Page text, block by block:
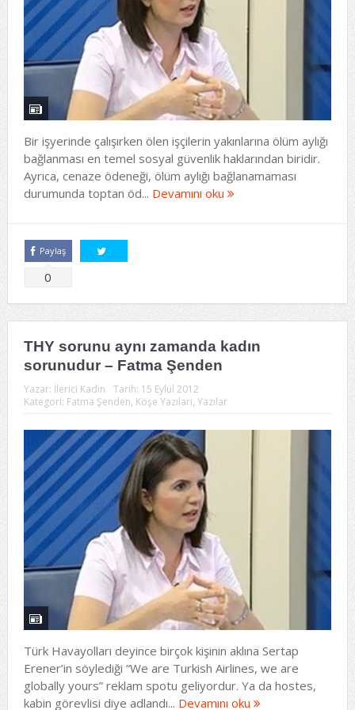
Bir işyerinde çalışırken ölen işçilerin yakınlarına ölüm aylığı
bağlanması en temel sosyal güvenlik haklarından biridir.
Ayrıca, cenaze ödeneği, ölüm aylığı bağlanamaması
durumunda toptan öd... Devamını oku
Paylaş
0
THY sorunu aynı zamanda kadın
sorunudur – Fatma Şenden
Yazar: İlerici Kadın Tarih: 15 Eylül 2012
Kategori: Fatma Şenden, Köşe Yazıları, Yazılar
Türk Havayolları deyince birçok kişinin aklına Sertap
Erener’in söylediği “We are Turkish Airlines, we are
globally yours” reklam spotu geliyordur. Ya da hostes,
kabin görevlisi diye adlandı... Devamını oku